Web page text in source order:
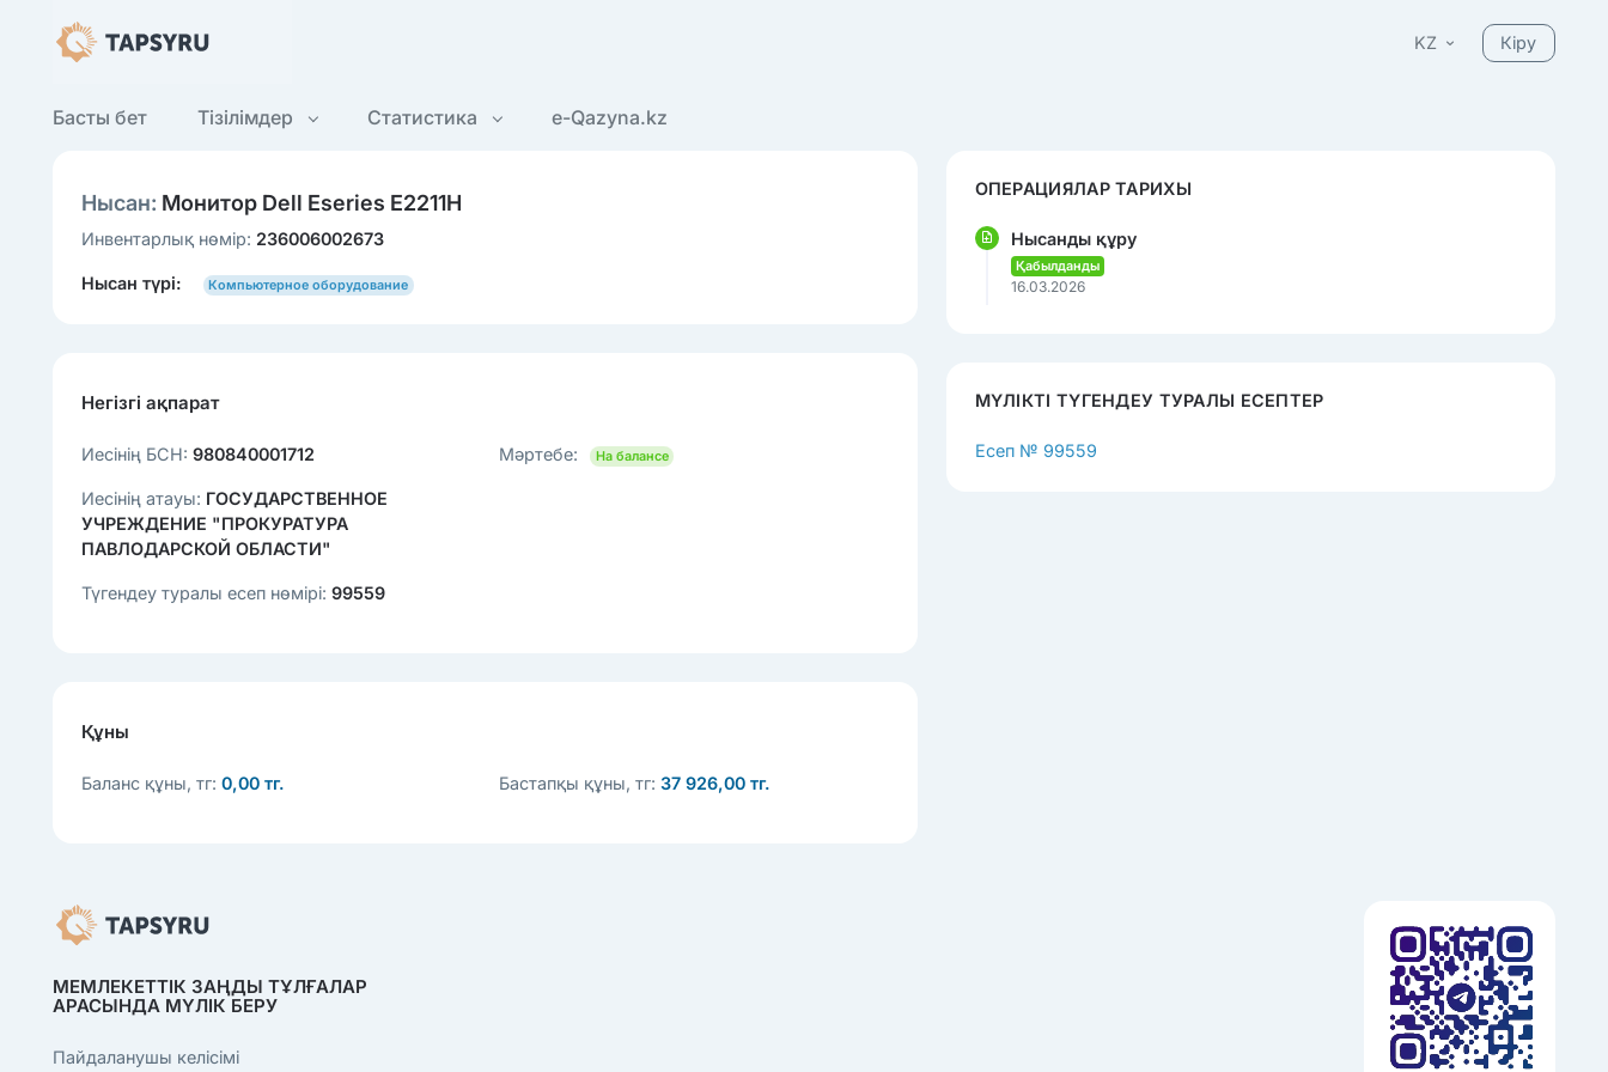
KZ Кіру
Басты бет Тізілімдер Статистика e-Qazyna.kz
Нысан: Монитор Dell Eseries E2211H
Инвентарлық нөмір: 236006002673
Нысан түрі: Компьютерное оборудование
Негізгі ақпарат
Иесінің БСН: 980840001712
Иесінің атауы: ГОСУДАРСТВЕННОЕ
УЧРЕЖДЕНИЕ "ПРОКУРАТУРА
ПАВЛОДАРСКОЙ ОБЛАСТИ"
Түгендеу туралы есеп нөмірі: 99559
Мәртебе: На балансе
Құны
Баланс құны, тг: 0,00 тг. Бастапқы құны, тг: 37 926,00 тг.
ОПЕРАЦИЯЛАР ТАРИХЫ
Нысанды құру
Қабылданды
16.03.2026
МҮЛІКТІ ТҮГЕНДЕУ ТУРАЛЫ ЕСЕПТЕР
Есеп № 99559
МЕМЛЕКЕТТІК ЗАҢДЫ ТҰЛҒАЛАР
АРАСЫНДА МҮЛІК БЕРУ
Пайдаланушы келісімі